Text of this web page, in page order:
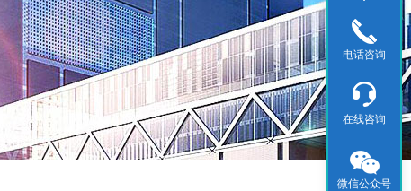
电话咨询
在线咨询
微信公众号